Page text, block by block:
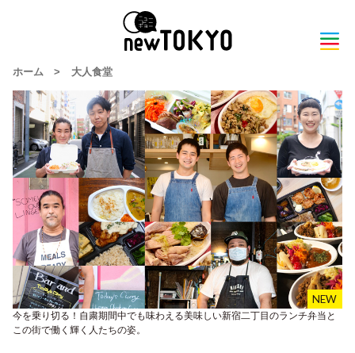
ホーム > 大人食堂
今を乗り切る！自粛期間中でも味わえる美味しい新宿二丁目のランチ弁当と
この街で働く輝く人たちの姿。